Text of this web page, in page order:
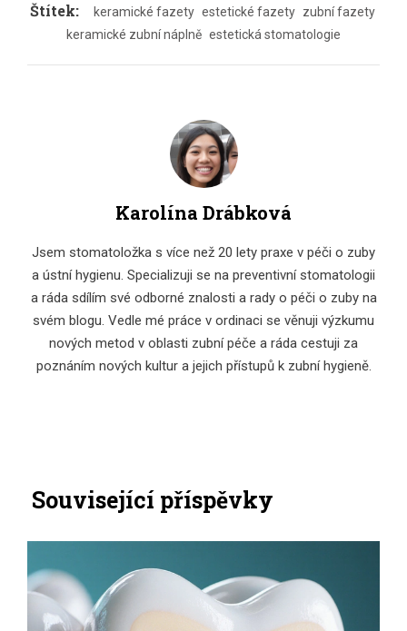
Štítek: keramické fazety estetické fazety zubní fazety
keramické zubní náplně estetická stomatologie
Karolína Drábková
Jsem stomatoložka s více než 20 lety praxe v péči o zuby
a ústní hygienu. Specializuji se na preventivní stomatologii
a ráda sdílím své odborné znalosti a rady o péči o zuby na
svém blogu. Vedle mé práce v ordinaci se věnuji výzkumu
nových metod v oblasti zubní péče a ráda cestuji za
poznáním nových kultur a jejich přístupů k zubní hygieně.
Související příspěvky